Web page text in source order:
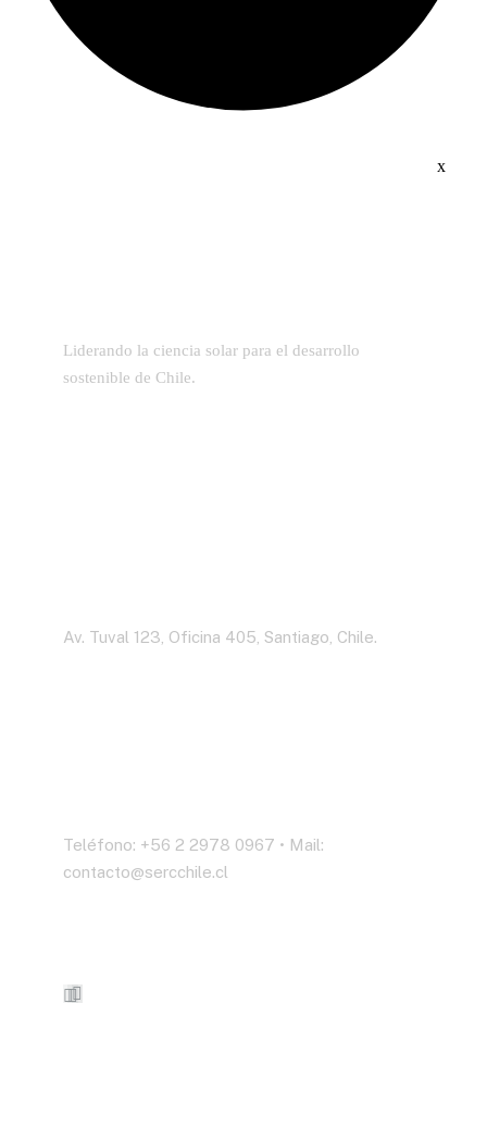
x
Liderando la ciencia solar para el desarrollo
sostenible de Chile.
Av. Tuval 123, Oficina 405, Santiago, Chile.
Teléfono: +56 2 2978 0967 • Mail:
contacto@sercchile.cl